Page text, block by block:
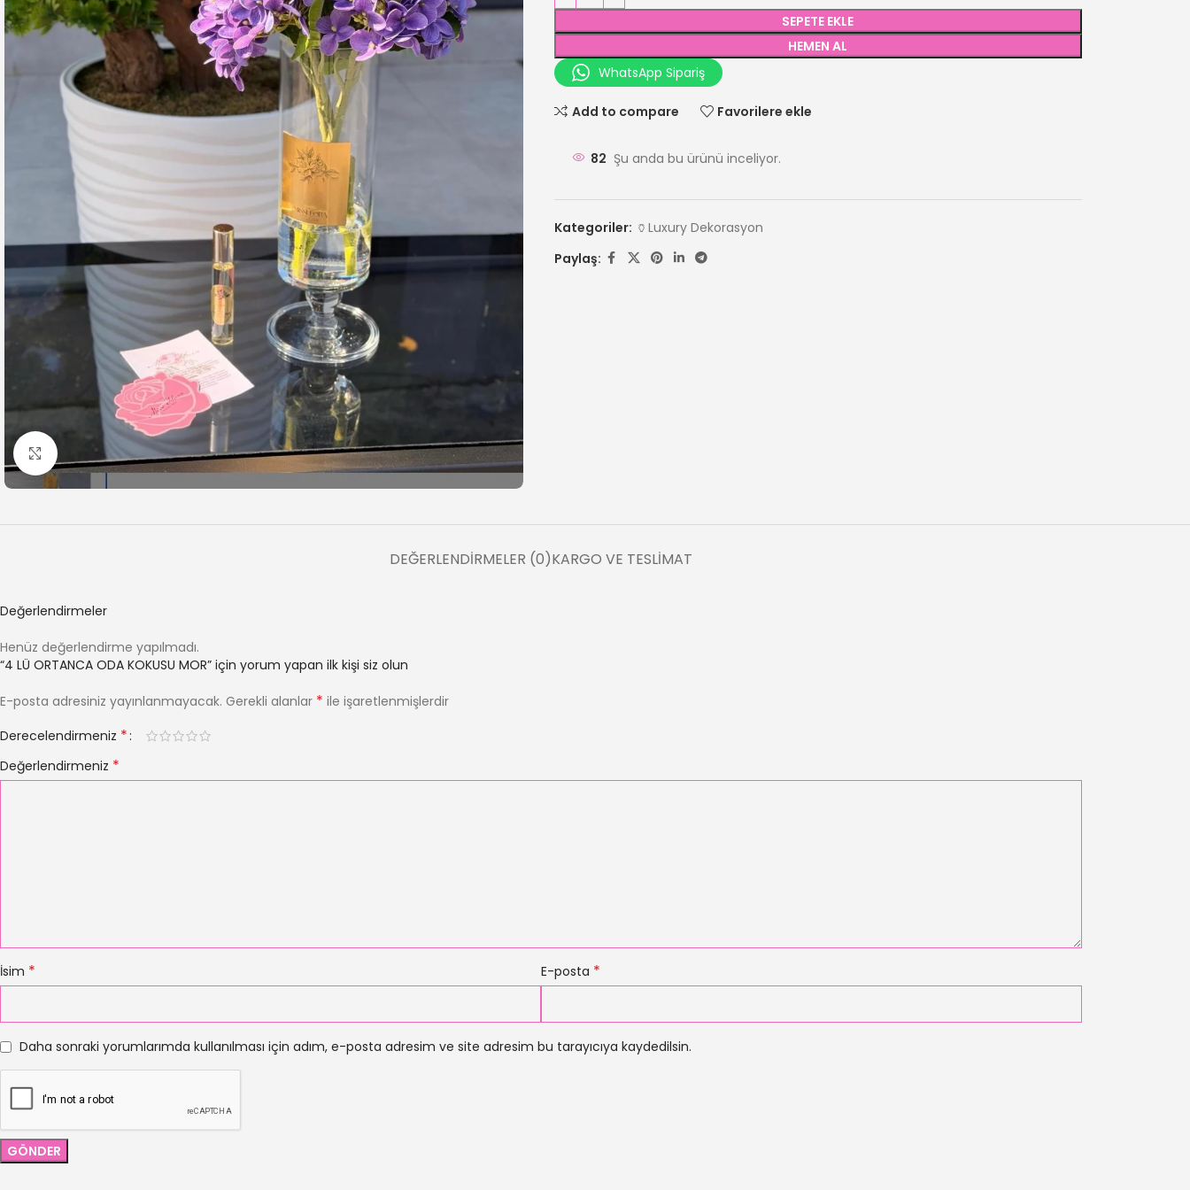
Büyütmek için tıklayın
SEPETE EKLE
HEMEN AL
WhatsApp Sipariş
Add to compare Favorilere ekle
82 Şu anda bu ürünü inceliyor.
Kategoriler: 🏺Luxury Dekorasyon
Paylaş:
DEĞERLENDIRMELER (0)KARGO VE TESLIMAT
Değerlendirmeler
Henüz değerlendirme yapılmadı.
“4 LÜ ORTANCA ODA KOKUSU MOR” için yorum yapan ilk kişi siz olun
E-posta adresiniz yayınlanmayacak. Gerekli alanlar * ile işaretlenmişlerdir
Derecelendirmeniz *
Değerlendirmeniz *
İsim * E-posta *
Daha sonraki yorumlarımda kullanılması için adım, e-posta adresim ve site adresim bu tarayıcıya kaydedilsin.